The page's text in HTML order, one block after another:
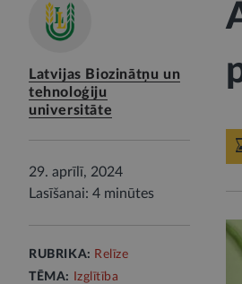
Latvijas Biozinātņu un
tehnoloģiju
universitāte
29. aprīlī, 2024
Lasīšanai: 4 minūtes
RUBRIKA: Relīze
TĒMA:
Izglītība